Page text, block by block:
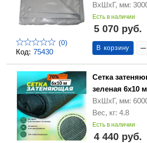
Код: 75430
(0)
ВхШхГ, мм:
Есть в наличии
5 070 руб.
В корзину
Сетка
зеленая 6х10
ВхШхГ, мм:
Вес, кг: 4.8
Есть в наличии
4 440 руб.